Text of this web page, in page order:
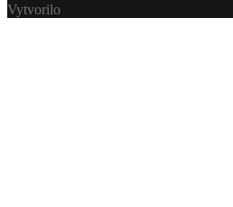
Vytvorilo